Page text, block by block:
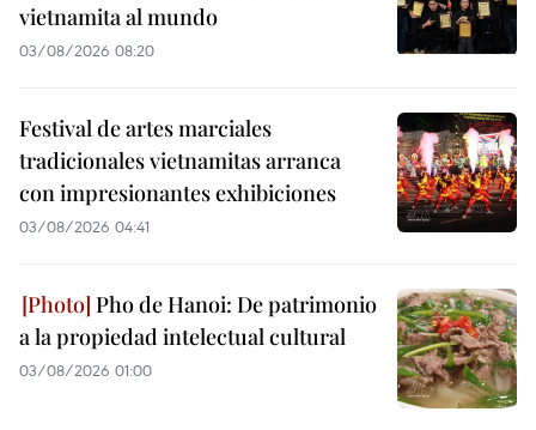
vietnamita al mundo
03/08/2026 08:20
Festival de artes marciales
tradicionales vietnamitas arranca
con impresionantes exhibiciones
03/08/2026 04:41
Pho de Hanoi: De patrimonio
a la propiedad intelectual cultural
03/08/2026 01:00